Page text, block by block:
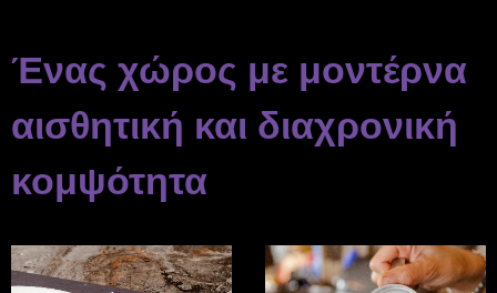
Ένας χώρος με μοντέρνα
αισθητική και διαχρονική
κομψότητα